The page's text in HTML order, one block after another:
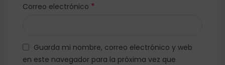
Correo electrónico *
Guarda mi nombre, correo electrónico y web
en este navegador para la próxima vez que